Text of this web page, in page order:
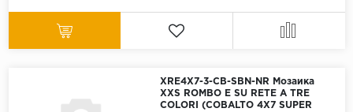
XRE4X7-3-CB-SBN-NR Мозаика
XXS ROMBO E SU RETE A TRE
COLORI (COBALTO 4X7 SUPER